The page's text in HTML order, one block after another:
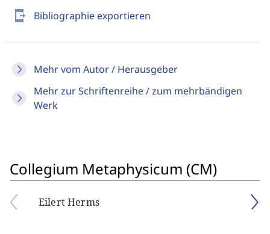
send_to_mobile Bibliographie exportieren
Mehr vom Autor / Herausgeber
Mehr zur Schriftenreihe / zum mehrbändigen
Werk
Collegium Metaphysicum (CM)
Eilert Herms